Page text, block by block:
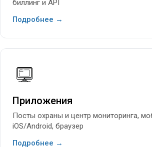
биллинг и API
Подробнее →
Приложения
Посты охраны и центр мониторинга,
iOS/Android, браузер
Подробнее →